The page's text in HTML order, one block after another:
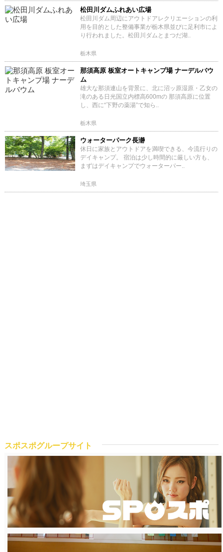
松田川ダムふれあい広場
松田川ダム周辺にアウトドアレクリエーションの利
用を目的とした整備事業が栃木県並びに足利市によ
り行われました。松田川ダムとまつだ湖..
栃木県
那須高原 板室オートキャンプ場 ナーデルバウ
ム
雄大な那須連山を背景に、北に沼ッ原湿原・乙女の
滝のある日光国立内標高600mの 那須高原に位置
し、西に“下野の薬湯”で知ら..
栃木県
ウォーターパーク長瀞
休日に家族とアウトドアを満喫できる、今流行りの
デイキャンプ。 宿泊は少し時間的に厳しい方も、
まずはデイキャンプでウォーターパー..
埼玉県
スポスポグループサイト